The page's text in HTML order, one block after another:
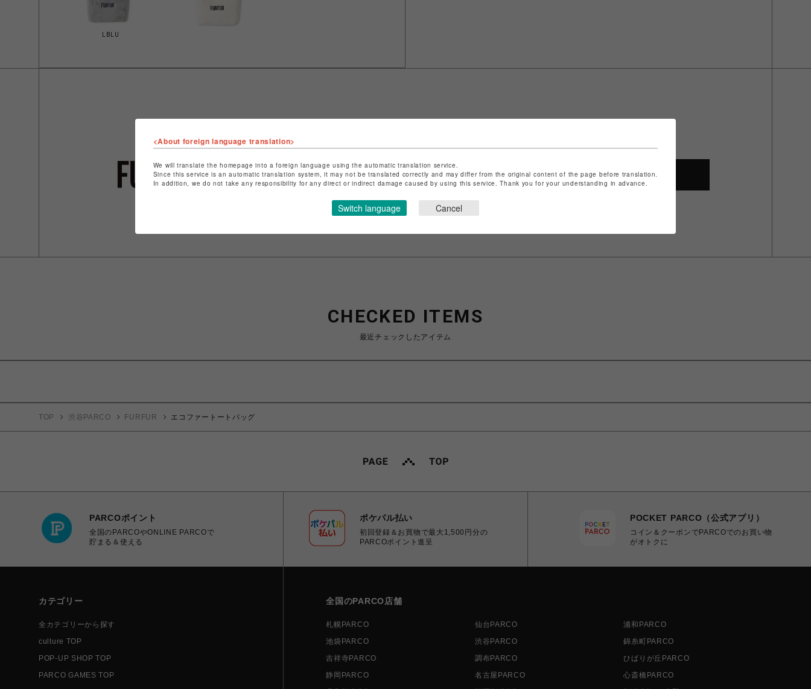
LBLU
ショップ名
FURFUR
店舗名
渋谷PARCO
特定商取引法など法令に基づく表記はこちら
ショップお問い合わせはこちら
SHOP TOP
CHECKED ITEMS
最近チェックしたアイテム
TOP 渋谷PARCO FURFUR エコファートートバッグ
PARCOポイント
全国のPARCOやONLINE PARCOで
貯まる＆使える
ポケパル払い
初回登録＆お買物で最大1,500円分の
PARCOポイント進呈
POCKET PARCO（公式アプリ）
コイン＆クーポンでPARCOでのお買い物
がオトクに
カテゴリー
全カテゴリーから探す
culture TOP
POP-UP SHOP TOP
PARCO GAMES TOP
全国のPARCO店舗
札幌PARCO 仙台PARCO
浦和PARCO
池袋PARCO
渋谷PARCO
錦糸町PARCO
吉祥寺PARCO
調布PARCO
ひばりが丘PARCO
静岡PARCO
名古屋PARCO
心斎橋PARCO
<About foreign language translation>
We will translate the homepage into a foreign language using the automatic translation service.
Since this service is an automatic translation system, it may not be translated correctly and may differ from the original content of the page before translation.
In addition, we do not take any responsibility for any direct or indirect damage caused by using this service. Thank you for your understanding in advance.
Switch language Cancel